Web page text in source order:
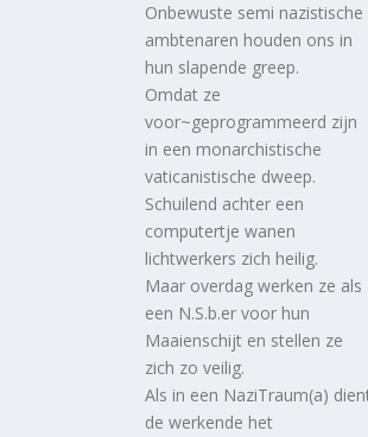
Onbewuste semi nazistische
ambtenaren houden ons in
hun slapende greep.
Omdat ze
voor~geprogrammeerd zijn
in een monarchistische
vaticanistische dweep.
Schuilend achter een
computertje wanen
lichtwerkers zich heilig.
Maar overdag werken ze als
een N.S.b.er voor hun
Maaienschijt en stellen ze
zich zo veilig.
Als in een NaziTraum(a)
de werkende het